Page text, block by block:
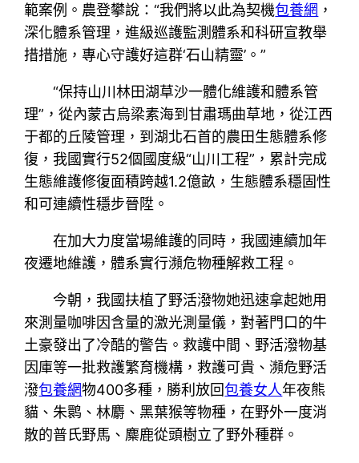
範案例。農登攀說：“我們將以此為契機包養網 ，
深化體系管理，進級巡護監測體系和科研宣教舉
措措施，專心守護好這群‘石山精靈’。”
“保持山川林田湖草沙一體化維護和體系管
理”，從內蒙古烏梁素海到甘肅瑪曲草地，從江西
于都的丘陵管理，到湖北石首的農田生態體系修
復，我國實行52個國度級“山川工程”，累計完成
生態維護修復面積跨越1.2億畝，生態體系穩固性
和可連續性穩步晉陞。
在加大力度當場維護的同時，我國連續加年
夜遷地維護，體系實行瀕危物種解救工程。
今朝，我國扶植了野活潑物她迅速拿起她用
來測量咖啡因含量的激光測量儀，對著門口的牛
土豪發出了冷酷的警告。救護中間、野活潑物基
因庫等一批救護繁育機構，救護可貴、瀕危野活
潑包養網物400多種，勝利放回包養女人年夜熊
貓、朱鹮、林麝、黑葉猴等物種，在野外一度消
散的普氏野馬、麋鹿從頭樹立了野外種群。